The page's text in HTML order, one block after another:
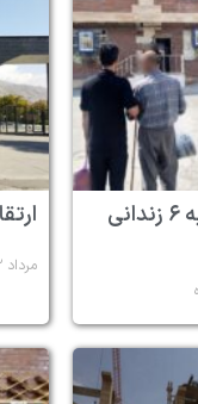
هدیه خیرین البرزی به ۶ زندانی
مرداد ۱۲, ۱۴۰۵